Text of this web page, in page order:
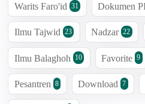
Warits Faro'id 31 Dokumen
Ilmu Tajwid 23 Nadzar 22
Ilmu Balaghoh 10 Favorite 9
Pesantren 8 Download 7